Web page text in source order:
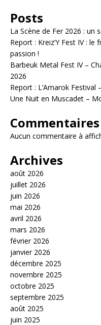
Posts
La Scène de Fer 2026 : un
Report : Kreiz’Y Fest IV : le
passion !
Barbeuk Metal Fest IV –
2026
Report : L’Amarok
Une Nuit en Muscadet –
Commentaires
Aucun commentaire à
Archives
août 2026
juillet 2026
juin 2026
mai 2026
avril 2026
mars 2026
février 2026
janvier 2026
décembre 2025
novembre 2025
octobre 2025
septembre 2025
août 2025
juin 2025